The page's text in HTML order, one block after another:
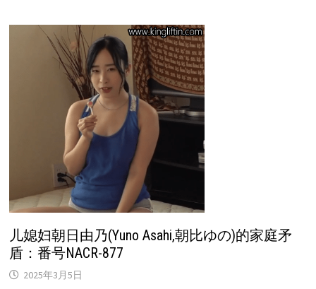
儿媳妇朝日由乃(Yuno Asahi,朝比ゆの)的家庭矛
盾：番号NACR-877
2025年3月5日